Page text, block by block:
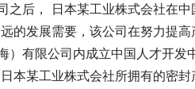
之后， 日本某工业株式会社在中
）有限公司内成立中国人才开发